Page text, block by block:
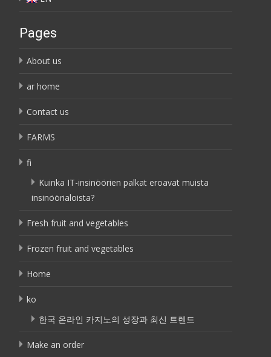
Pages
About us
ar home
Contact us
FARMS
fi
Kuinka IT-insinöörien palkat eroavat muista
insinöörialoista?
Fresh fruit and vegetables
Frozen fruit and vegetables
Home
ko
한국 온라인 카지노의 성장과 최신 트렌드
Make an order